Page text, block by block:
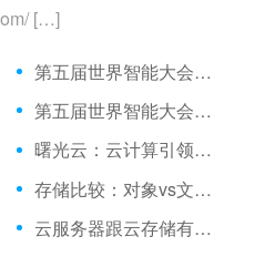
[…]
第五届世界智能大会巡礼丨不容忽视的关键词
第五届世界智能大会——紫光云谱写数字化城市发展新篇章
曙光云：云计算引领智慧城市变革 迈入融合共生时代
存储比较：对象vs文件vs块存储
云服务器跟云存储有什么区别吗